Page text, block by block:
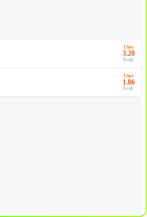
Ubet
3.20
Коэф.
Ubet
1.86
Коэф.